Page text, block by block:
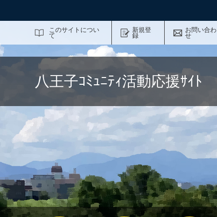
このサイトについ
て
新規登
録
お問い合わ
せ
八王子ｺﾐｭﾆﾃｨ活動応援ｻｲ